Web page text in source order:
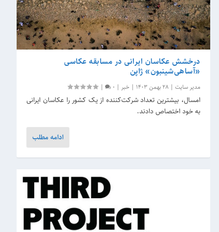
درخشش عکاسان ایرانی در مسابقه عکاسی
«آساهی‌شینبون» ژاپن
مدیر سایت |28 بهمن 1403 | خبر |
0
|
امسال، بیشترین تعداد شرکت‌کننده از یک کشور را عکاسان ایرانی
به خود اختصاص دادند.
ادامه مطلب